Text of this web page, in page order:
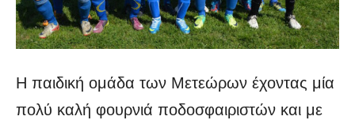
Η παιδική ομάδα των Μετεώρων έχοντας μία
πολύ καλή φουρνιά ποδοσφαιριστών και με